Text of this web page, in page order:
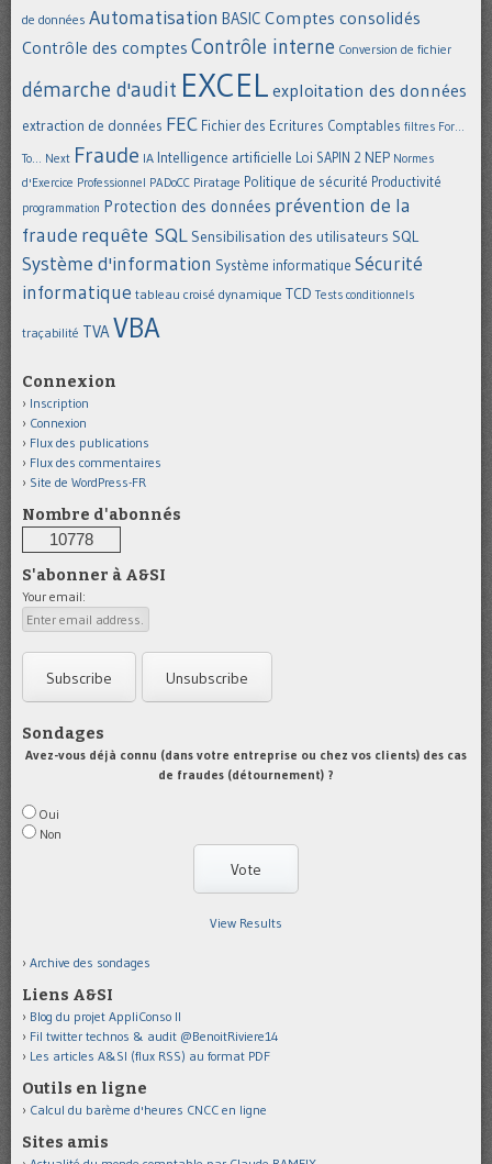
de données Automatisation BASIC Comptes consolidés
Contrôle des comptes Contrôle interne Conversion de fichier
démarche d'audit EXCEL exploitation des données
extraction de données FEC Fichier des Ecritures Comptables filtres For...
To... Next Fraude IA Intelligence artificielle Loi SAPIN 2 NEP Normes
d'Exercice Professionnel PADoCC Piratage Politique de sécurité Productivité
programmation Protection des données prévention de la
fraude requête SQL Sensibilisation des utilisateurs SQL
Système d'information Système informatique Sécurité
informatique tableau croisé dynamique TCD Tests conditionnels
traçabilité TVAVBA
Connexion
Inscription
Connexion
Flux des publications
Flux des commentaires
Site de WordPress-FR
Nombre d'abonnés
10778
S'abonner à A&SI
Your email:
Sondages
Avez-vous déjà connu (dans votre entreprise ou chez vos clients) des cas
de fraudes (détournement) ?
Oui
Non
View Results
Archive des sondages
Liens A&SI
Blog du projet AppliConso II
Fil twitter technos & audit @BenoitRiviere14
Les articles A&SI (flux RSS) au format PDF
Outils en ligne
Calcul du barème d'heures CNCC en ligne
Sites amis